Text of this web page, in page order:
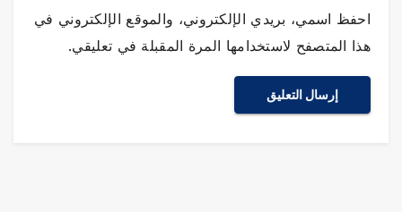
احفظ اسمي، بريدي الإلكتروني، والموقع الإلكتروني في
هذا المتصفح لاستخدامها المرة المقبلة في تعليقي.